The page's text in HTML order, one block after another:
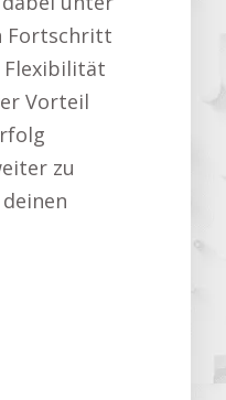
Fortschritt
Flexibilität
Vorteil
zu